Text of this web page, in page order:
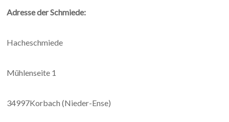
Adresse der Schmiede:
Hacheschmiede
Mühlenseite 1
34997Korbach (Nieder-Ense)